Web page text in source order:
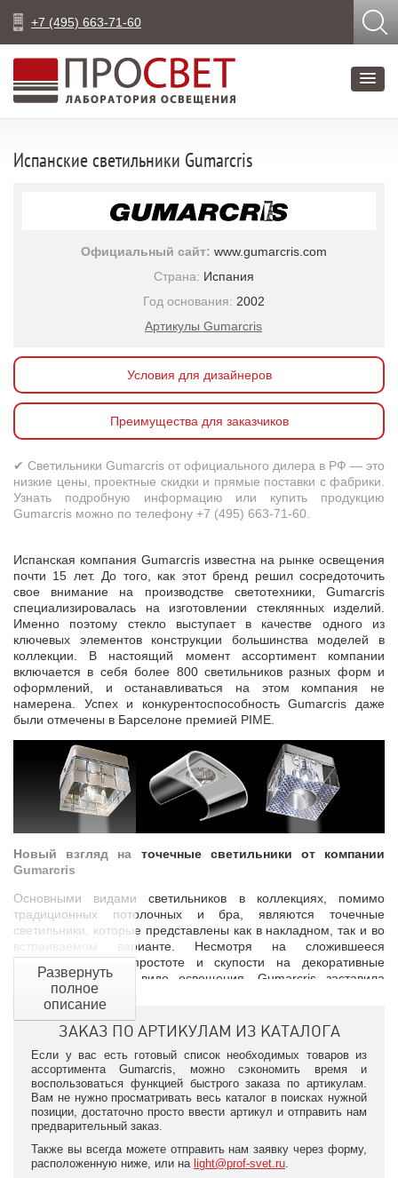
+7 (495) 663-71-60
Испанские светильники Gumarcris
Официальный сайт: www.gumarcris.com
Страна: Испания
Год основания: 2002
Артикулы Gumarcris
Условия для дизайнеров
Преимущества для заказчиков
✔ Светильники Gumarcris от официального дилера в РФ — это
низкие цены, проектные скидки и прямые поставки с фабрики.
Узнать подробную информацию или купить продукцию
Gumarcris можно по телефону +7 (495) 663-71-60.
Развернуть
полное
описание
Испанская компания Gumarcris известна на рынке освещения
почти 15 лет. До того, как этот бренд решил сосредоточить
свое внимание на производстве светотехники, Gumarcris
специализировалась на изготовлении стеклянных изделий.
Именно поэтому стекло выступает в качестве одного из
ключевых элементов конструкции большинства моделей в
коллекции. В настоящий момент ассортимент компании
включается в себя более 800 светильников разных форм и
оформлений, и останавливаться на этом компания не
намерена. Успех и конкурентоспособность Gumarcris даже
были отмечены в Барселоне премией PIME.
Новый взгляд на точечные светильники от компании
Gumarcris
Основными видами светильников в коллекциях, помимо
традиционных потолочных и бра, являются точечные
светильники, которые представлены как в накладном, так и во
встраиваемом варианте. Несмотря на сложившееся
представление о простоте и скупости на декоративные
элементы в таком виде освещения, Gumarcris заставила
взглянуть на точечные светильники как на вычурный и
изысканный элемент дизайна. Помимо привычного
использования металла и стекла в таких источниках света,
производитель активно применяет различные способы
декорирования, такие как сериграфия, трафаретная печать,
роспись, инкрустирование кристаллами Сваровски и
добавление подвесных хрустальных элементов. Благодаря
большому количеству вариантов оформлений и расцветок,
светотехника этого бренда подходит для многих современных
и классических направлений в дизайне. Что же касается
качества, то стекло собственного производства, в котором
отражен многолетний опыт специалистов компании, а также
ЗАКАЗ ПО АРТИКУЛАМ ИЗ КАТАЛОГА
Если у вас есть готовый список необходимых товаров из
ассортимента Gumarcris, можно сэкономить время и
воспользоваться функцией быстрого заказа по артикулам.
Вам не нужно просматривать весь каталог в поисках нужной
позиции, достаточно просто ввести артикул и отправить нам
предварительный заказ.
Также вы всегда можете отправить нам заявку через форму,
расположенную ниже, или на light@prof-svet.ru.